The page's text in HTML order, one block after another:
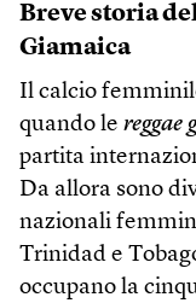
Breve storia
Giamaica
Il calcio
quando le reggae
partita
Da allora sono
nazionali
Trinidad e
occupano la